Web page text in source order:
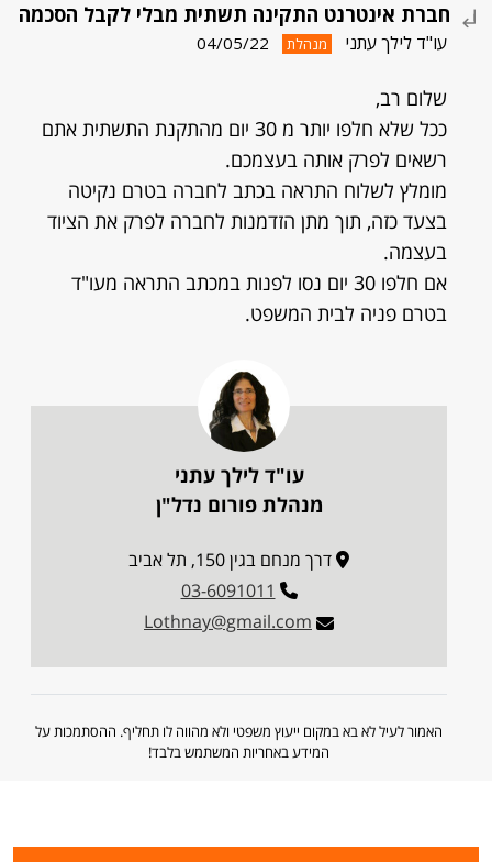
חברת אינטרנט התקינה תשתית מבלי לקבל הסכמה
עו"ד לילך עתני מנהלת 04/05/22
שלום רב,
ככל שלא חלפו יותר מ 30 יום מהתקנת התשתית אתם
רשאים לפרק אותה בעצמכם.
מומלץ לשלוח התראה בכתב לחברה בטרם נקיטה
בצעד כזה, תוך מתן הזדמנות לחברה לפרק את הציוד
בעצמה.
אם חלפו 30 יום נסו לפנות במכתב התראה מעו"ד
בטרם פניה לבית המשפט.
עו"ד לילך עתני
מנהלת פורום נדל"ן
דרך מנחם בגין 150, תל אביב
03-6091011
Lothnay@gmail.com
האמור לעיל לא בא במקום ייעוץ משפטי ולא מהווה לו תחליף. ההסתמכות על
המידע באחריות המשתמש בלבד!